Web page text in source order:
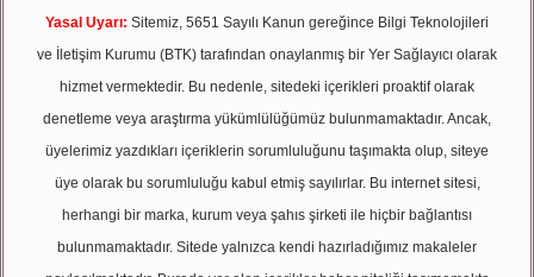
Yasal Uyarı: Sitemiz, 5651 Sayılı Kanun gereğince Bilgi Teknolojileri
ve İletişim Kurumu (BTK) tarafından onaylanmış bir Yer Sağlayıcı olarak
hizmet vermektedir. Bu nedenle, sitedeki içerikleri proaktif olarak
denetleme veya araştırma yükümlülüğümüz bulunmamaktadır. Ancak,
üyelerimiz yazdıkları içeriklerin sorumluluğunu taşımakta olup, siteye
üye olarak bu sorumluluğu kabul etmiş sayılırlar. Bu internet sitesi,
herhangi bir marka, kurum veya şahıs şirketi ile hiçbir bağlantısı
bulunmamaktadır. Sitede yalnızca kendi hazırladığımız makaleler